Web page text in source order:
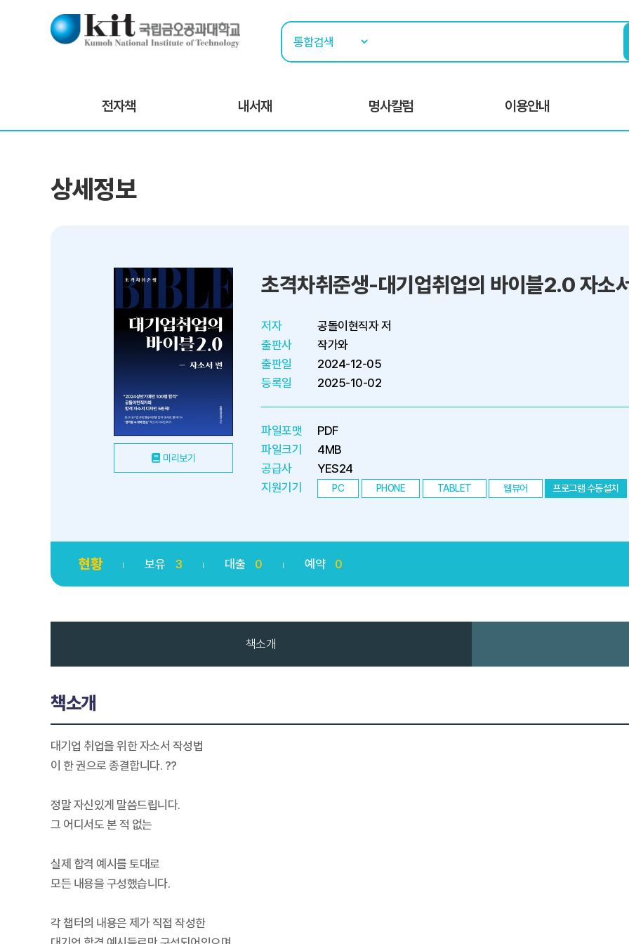
전자책 내서재 명사칼럼 이용안내
상세정보
미리보기
초격차취준생-대기업취업의 바이블2.0 자소
저자
공돌이현직자 저
출판사
작가와
출판일
2024-12-05
등록일
2025-10-02
파일포맷
PDF
파일크기
4MB
공급사
YES24
지원기기
PC PHONE TABLET 웹뷰어 프로그램 수동설치
현황 보유 3 대출 0 예약 0
책소개
책소개
대기업 취업을 위한 자소서 작성법
이 한 권으로 종결합니다. ??
정말 자신있게 말씀드립니다.
그 어디서도 본 적 없는
실제 합격 예시를 토대로
모든 내용을 구성했습니다.
각 챕터의 내용은 제가 직접 작성한